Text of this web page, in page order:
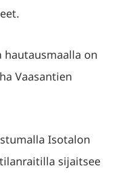
hautausmaalla on
Vaasantien
Isotalon
sijaitsee